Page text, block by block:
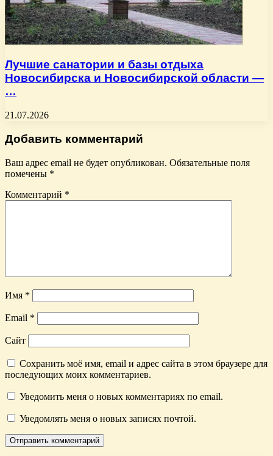
Лучшие санатории и базы отдыха
Новосибирска и Новосибирской области —
…
21.07.2026
Добавить комментарий
Ваш адрес email не будет опубликован. Обязательные поля
помечены *
Комментарий *
Имя *
Email *
Сайт
Сохранить моё имя, email и адрес сайта в этом браузере для
последующих моих комментариев.
Уведомить меня о новых комментариях по email.
Уведомлять меня о новых записях почтой.